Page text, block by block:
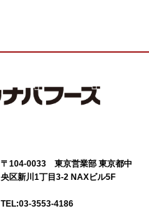
〒104-0033 東京営業部 東京都中
央区新川1丁目3-2 NAXビル5F
TEL:03-3553-4186